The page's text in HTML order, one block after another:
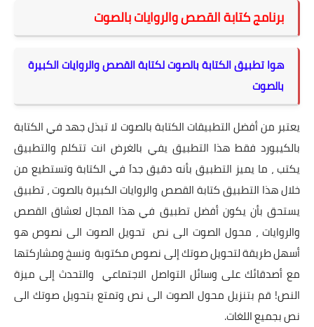
برنامج كتابة القصص والروايات بالصوت
هوا تطبيق الكتابة بالصوت لكتابة القصص والروايات الكبيرة
بالصوت
يعتبر من أفضل التطبيقات الكتابة بالصوت لا تبذل جهد في الكتابة
بالكيبورد فقط هذا التطبيق يفي بالغرض انت تتكلم والتطبيق
يكتب ، ما يميز التطبيق بأنه دقيق جداَ في الكتابة وتستطيع من
خلال هذا التطبيق كتابة القصص والروايات الكبيرة بالصوت ، تطبيق
يستحق بأن يكون أفضل تطبيق في هذا المجال لعشاق القصص
والروايات ، محول الصوت الى نص تحويل الصوت الى نصوص هو
أسهل طريقة لتحويل صوتك إلى نصوص مكتوبة ونسخ ومشاركتها
مع أصدقائك على وسائل التواصل الاجتماعي والتحدث إلى ميزة
النص! قم بتنزيل محول الصوت الى نص وتمتع بتحويل صوتك الى
نص بجميع اللغات.